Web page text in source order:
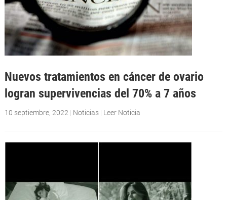
Nuevos tratamientos en cáncer de ovario
logran supervivencias del 70% a 7 años
10 septiembre, 2022| Noticias | Leer Noticia